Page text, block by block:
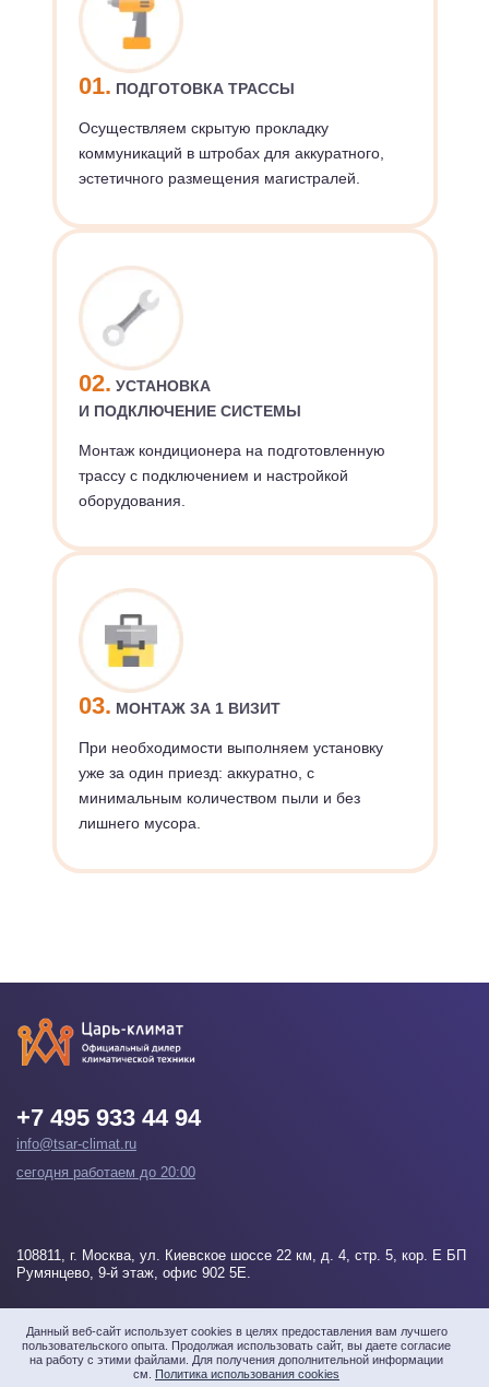
Данный веб-сайт использует cookies в целях предоставления вам лучшего
пользовательского опыта. Продолжая использовать сайт, вы даете согласие
на работу с этими файлами. Для получения дополнительной информации
см. Политика использования cookies
01. ПОДГОТОВКА ТРАССЫ
Осуществляем скрытую прокладку
коммуникаций в штробах для аккуратного,
эстетичного размещения магистралей.
02. УСТАНОВКА
И ПОДКЛЮЧЕНИЕ СИСТЕМЫ
Монтаж кондиционера на подготовленную
трассу с подключением и настройкой
оборудования.
03. МОНТАЖ ЗА 1 ВИЗИТ
При необходимости выполняем установку
уже за один приезд: аккуратно, с
минимальным количеством пыли и без
лишнего мусора.
+7 495 933 44 94
info@tsar-climat.ru
сегодня работаем до 20:00
108811 , г. Москва , ул. Киевское шоссе 22 км, д. 4, стр. 5, кор. Е БП
Румянцево, 9-й этаж, офис 902 5Е.
Напишите нам